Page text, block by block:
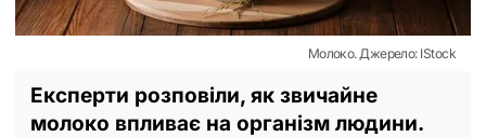
Молоко. Джерело: IStock
Експерти розповіли, як звичайне
молоко впливає на організм людини.